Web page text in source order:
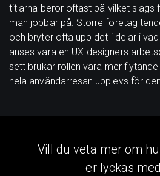
titlarna beror oftast på vilket slags
man jobbar på. Större företag
och bryter ofta upp det i delar i
anses vara en UX-designers
sett brukar rollen vara mer
hela användarresan upplevs för
Vill du veta mer om
er lyckas med